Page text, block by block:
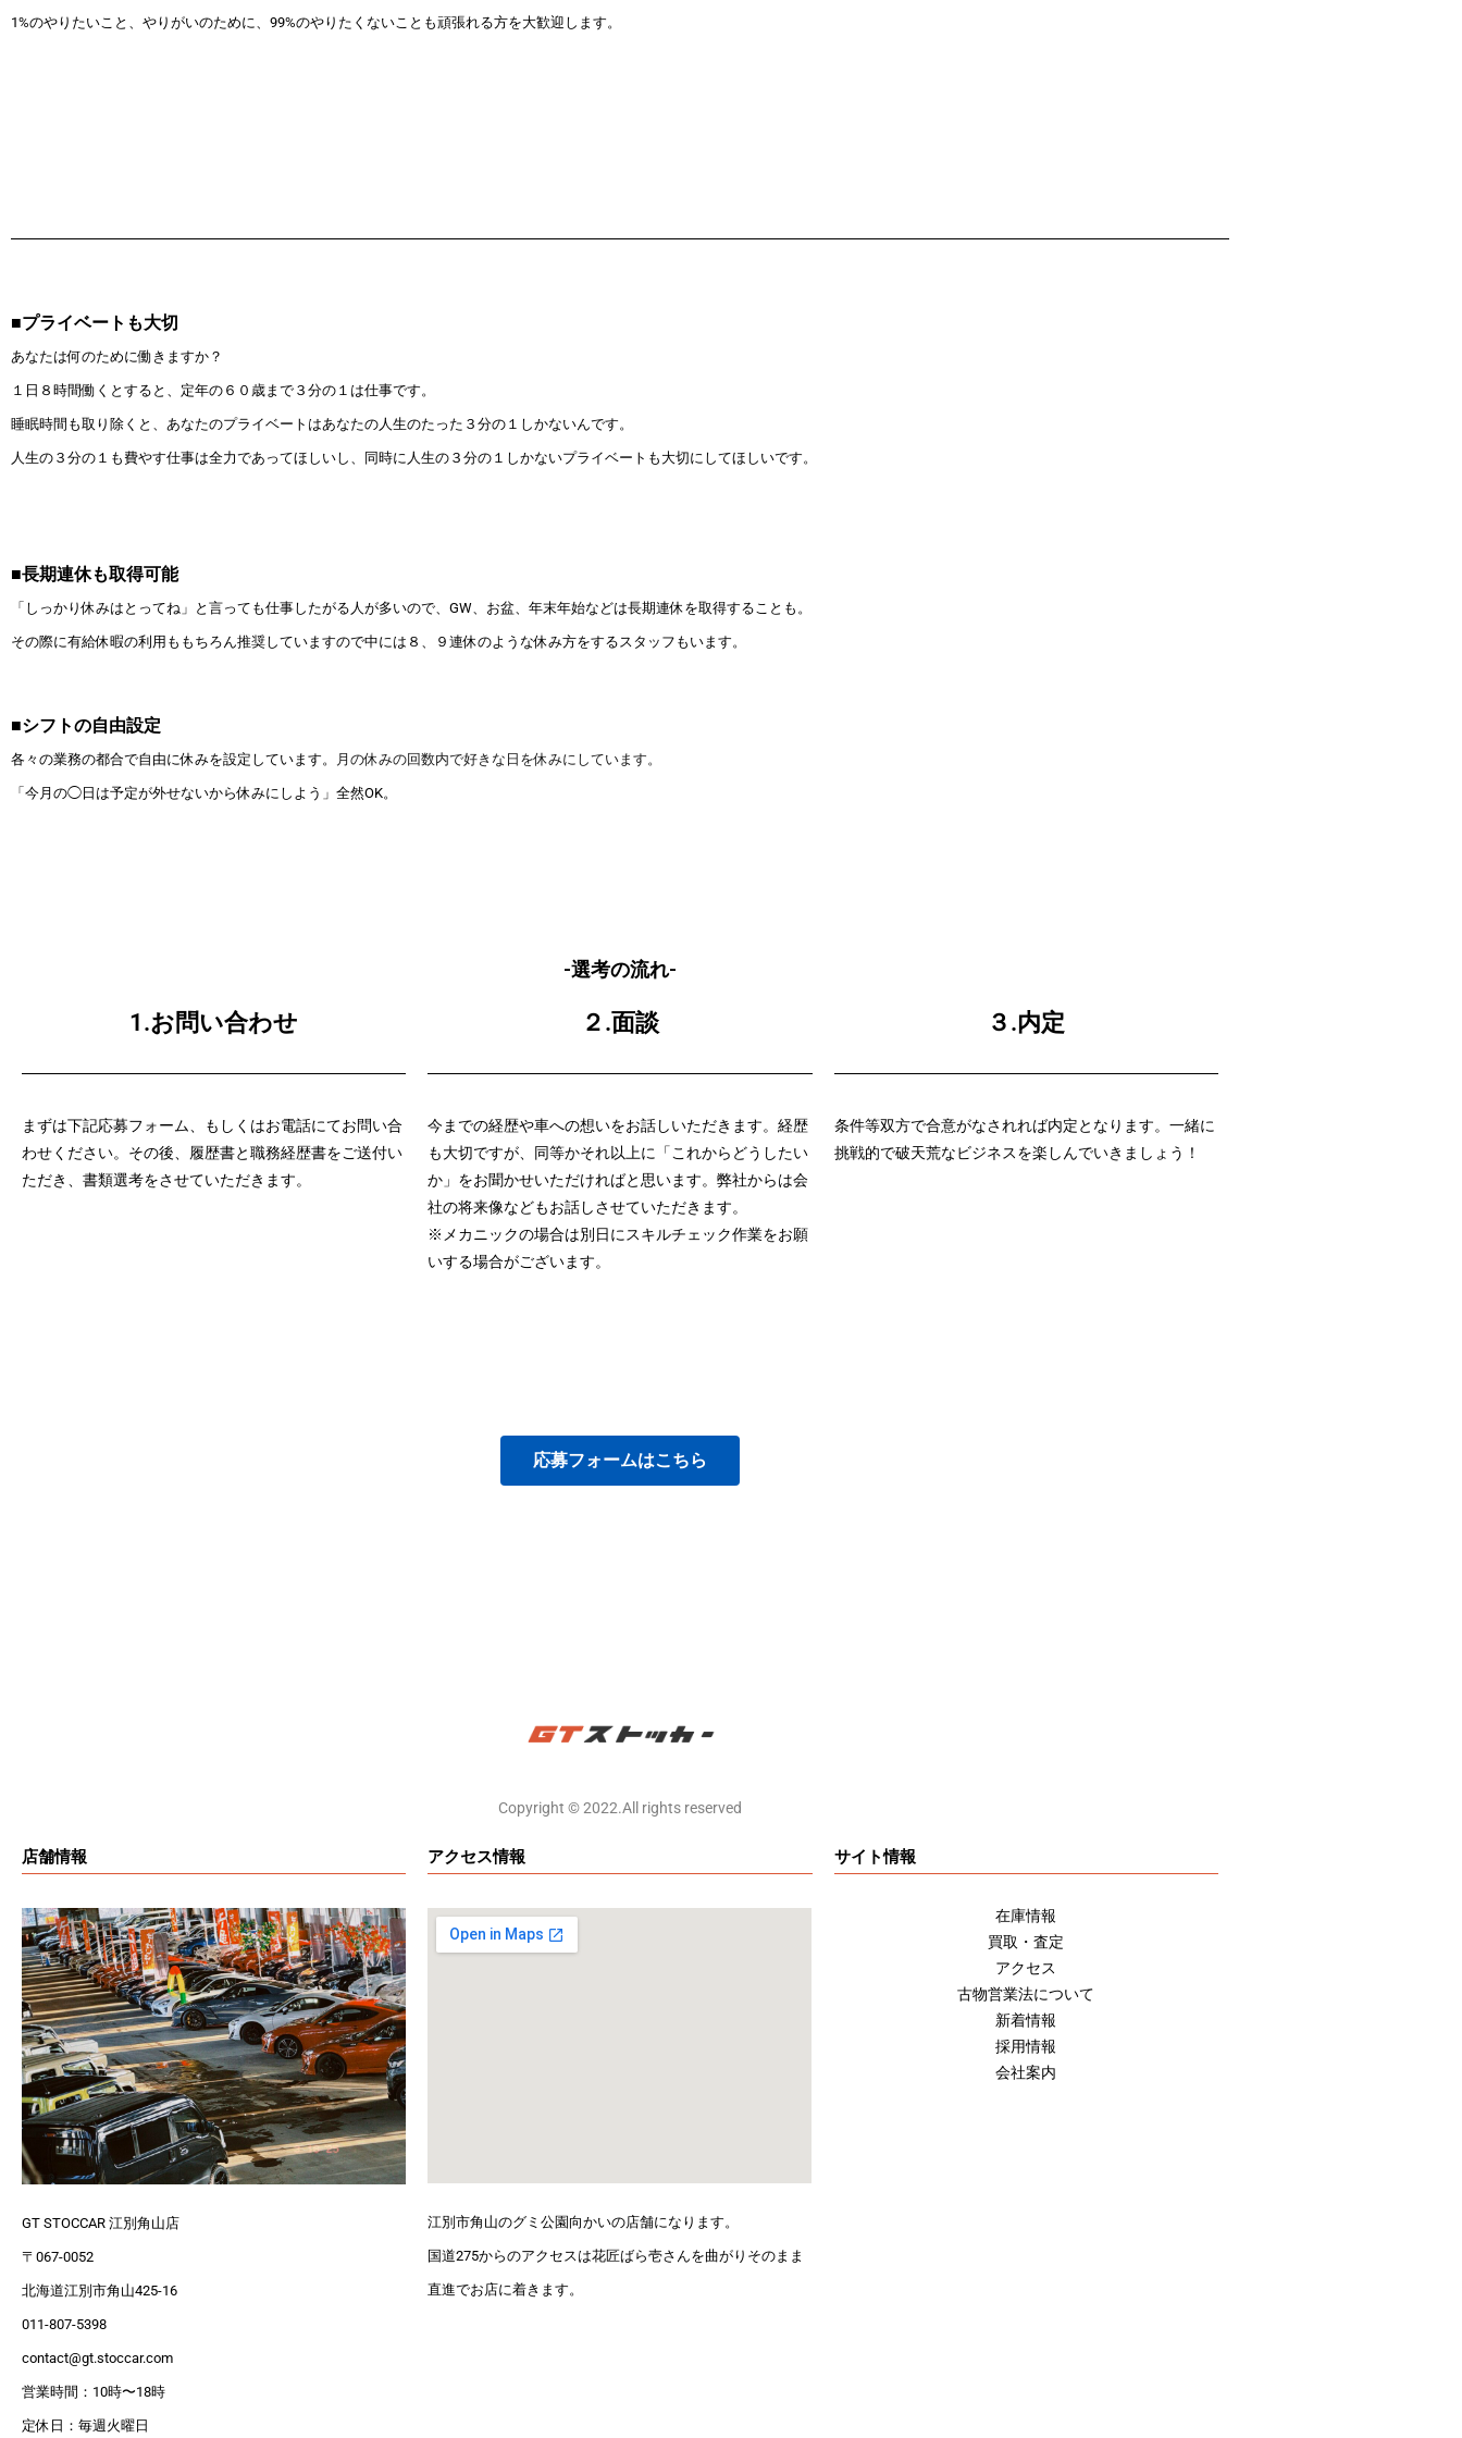
1%のやりたいこと、やりがいのために、99%のやりたくないことも頑張れる方を大歓迎します。
■プライベートも大切
あなたは何のために働きますか？
１日８時間働くとすると、定年の６０歳まで３分の１は仕事です。
睡眠時間も取り除くと、あなたのプライベートはあなたの人生のたった３分の１しかないんです。
人生の３分の１も費やす仕事は全力であってほしいし、同時に人生の３分の１しかないプライベートも大切にしてほしいです。
■長期連休も取得可能
「しっかり休みはとってね」と言っても仕事したがる人が多いので、GW、お盆、年末年始などは長期連休を取得することも。
その際に有給休暇の利用ももちろん推奨していますので中には８、９連休のような休み方をするスタッフもいます。
■シフトの自由設定
各々の業務の都合で自由に休みを設定しています。 月の休みの回数内で好きな日を休みにしています。
「今月の◯日は予定が外せないから休みにしよう」全然OK。
-選考の流れ-
1.お問い合わせ
まずは下記応募フォーム、もしくはお電話にてお問い合
わせください。その後、履歴書と職務経歴書をご送付い
ただき、書類選考をさせていただきます。
２.面談
今までの経歴や車への想いをお話しいただきます。経歴
も大切ですが、同等かそれ以上に「これからどうしたい
か」をお聞かせいただければと思います。弊社からは会
社の将来像などもお話しさせていただきます。
※メカニックの場合は別日にスキルチェック作業をお願
いする場合がございます。
３.内定
条件等双方で合意がなされれば内定となります。一緒に
挑戦的で破天荒なビジネスを楽しんでいきましょう！
応募フォームはこちら
Copyright ©️ 2022.All rights reserved
店舗情報
GT STOCCAR 江別角山店
〒067-0052
北海道江別市角山425-16
011-807-5398
contact@gt.stoccar.com
営業時間：10時〜18時
定休日：毎週火曜日
アクセス情報
江別市角山のグミ公園向かいの店舗になります。
国道275からのアクセスは花匠ばら壱さんを曲がりそのまま
直進でお店に着きます。
サイト情報
在庫情報
買取・査定
アクセス
古物営業法について
新着情報
採用情報
会社案内